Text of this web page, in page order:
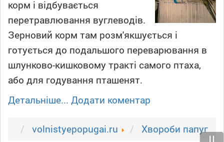
корм і відбувається
перетравлювання вуглеводів.
Зерновий корм там розм'якшується і
готується до подальшого переварювання в
шлунково-кишковому тракті самого птаха,
або для годування пташенят.
Детальніше... Додати коментар
volnistyepopugai.ru Xвороби папуг